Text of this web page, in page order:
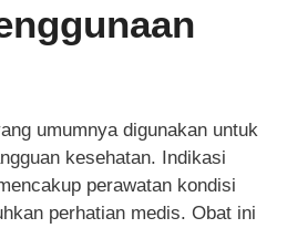
umumnya digunakan untuk
kesehatan. Indikasi
perawatan kondisi
perhatian medis. Obat ini